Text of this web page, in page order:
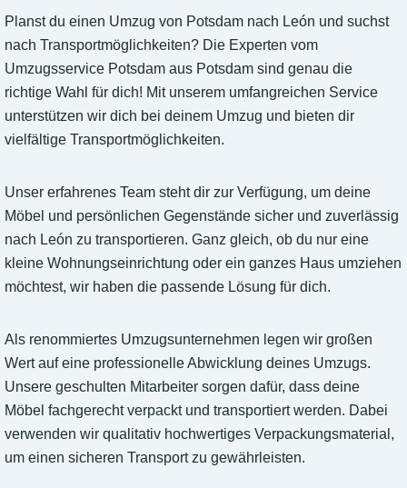
Planst du einen Umzug von Potsdam nach León und suchst
nach Transportmöglichkeiten? Die Experten vom
Umzugsservice Potsdam aus Potsdam sind genau die
richtige Wahl für dich! Mit unserem umfangreichen Service
unterstützen wir dich bei deinem Umzug und bieten dir
vielfältige Transportmöglichkeiten.
Unser erfahrenes Team steht dir zur Verfügung, um deine
Möbel und persönlichen Gegenstände sicher und zuverlässig
nach León zu transportieren. Ganz gleich, ob du nur eine
kleine Wohnungseinrichtung oder ein ganzes Haus umziehen
möchtest, wir haben die passende Lösung für dich.
Als renommiertes Umzugsunternehmen legen wir großen
Wert auf eine professionelle Abwicklung deines Umzugs.
Unsere geschulten Mitarbeiter sorgen dafür, dass deine
Möbel fachgerecht verpackt und transportiert werden. Dabei
verwenden wir qualitativ hochwertiges Verpackungsmaterial,
um einen sicheren Transport zu gewährleisten.